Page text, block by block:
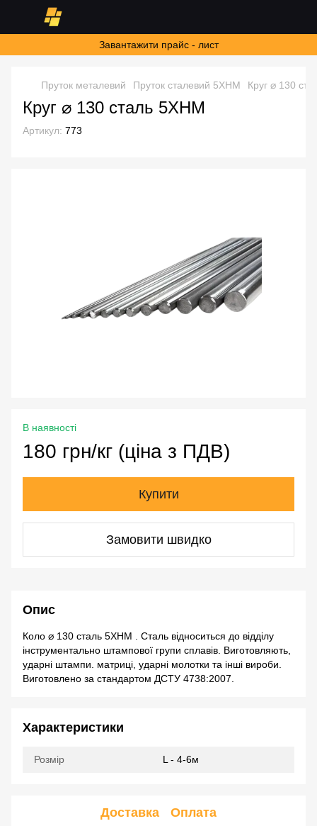
Завантажити прайс - лист
Пруток металевий Пруток сталевий 5ХНМ Круг ⌀ 130
Круг ⌀ 130 сталь 5ХНМ
Артикул: 773
В наявності
180 грн/кг (ціна з ПДВ)
Купити
Замовити швидко
Опис
Коло ⌀ 130 сталь 5ХНМ . Сталь відноситься до відділу
інструментально штампової групи сплавів. Виготовляють,
ударні штампи. матриці, ударні молотки та інші вироби.
Виготовлено за стандартом ДСТУ 4738:2007.
Характеристики
Розмір L - 4-6м
Доставка Оплата